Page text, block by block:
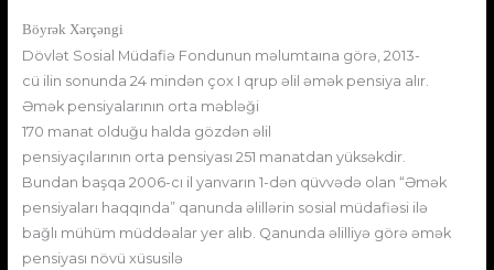
Böyrək Xərçəngi
Dövlət Sosial Müdafiə Fondunun məlumtaına görə, 2013-
cü ilin sonunda 24 mindən çox I qrup əlil əmək pensiya alır.
Əmək pensiyalarının orta məbləği
170 manat olduğu halda gözdən əlil
pensiyaçılarının orta pensiyası 251 manatdan yüksəkdir.
Bundan başqa 2006-cı il yanvarın 1-dən qüvvədə olan “Əmək
pensiyaları haqqında” qanunda əlillərin sosial müdafiəsi ilə
bağlı mühüm müddəalar yer alıb. Qanunda əlilliyə görə əmək
pensiyası növü xüsusilə